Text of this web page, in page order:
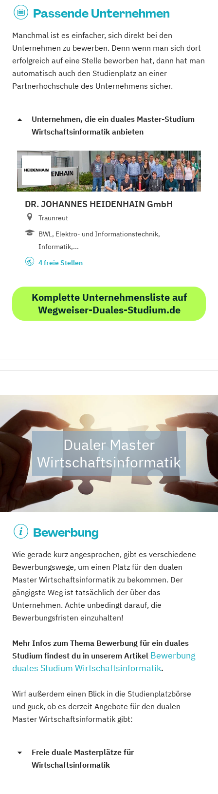
Passende Unternehmen
Manchmal ist es einfacher, sich direkt bei den
Unternehmen zu bewerben. Denn wenn man sich dort
erfolgreich auf eine Stelle beworben hat, dann hat man
automatisch auch den Studienplatz an einer
Partnerhochschule des Unternehmens sicher.
Unternehmen, die ein duales Master-Studium
Wirtschaftsinformatik anbieten
DR. JOHANNES HEIDENHAIN GmbH
Traunreut
BWL, Elektro- und Informationstechnik,
Informatik,...
4 freie Stellen
Komplette Unternehmensliste auf
Wegweiser-Duales-Studium.de
Dualer Master
Wirtschaftsinformatik
Bewerbung
Wie gerade kurz angesprochen, gibt es verschiedene
Bewerbungswege, um einen Platz für den dualen
Master Wirtschaftsinformatik zu bekommen. Der
gängigste Weg ist tatsächlich der über das
Unternehmen. Achte unbedingt darauf, die
Bewerbungsfristen einzuhalten!
Mehr Infos zum Thema Bewerbung für ein duales
Studium findest du in unserem Artikel Bewerbung
duales Studium Wirtschaftsinformatik.
Wirf außerdem einen Blick in die Studienplatzbörse
und guck, ob es derzeit Angebote für den dualen
Master Wirtschaftsinformatik gibt:
Freie duale Masterplätze für
Wirtschaftsinformatik